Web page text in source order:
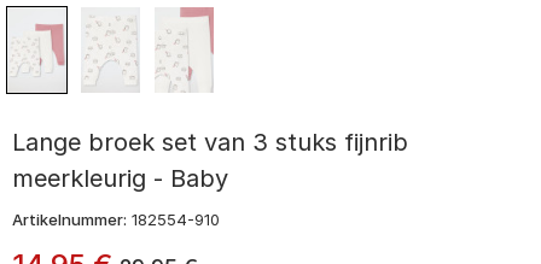
Lange broek set van 3 stuks fijnrib
meerkleurig - Baby
Artikelnummer: 182554-910